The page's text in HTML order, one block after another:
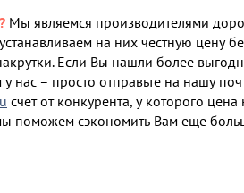
Мы являемся производителями
на них честную цену
Если Вы нашли более
нас – просто отправьте на нашу
счет от конкурента, у которого цена
поможем сэкономить Вам еще